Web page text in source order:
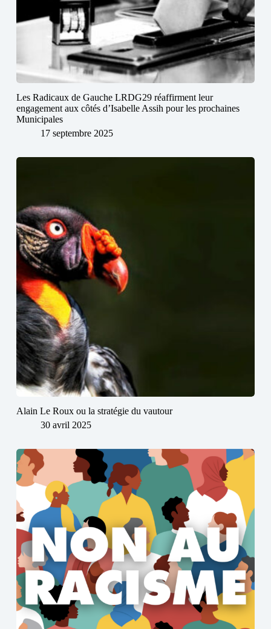
Les Radicaux de Gauche LRDG29 réaffirment leur
engagement aux côtés d’Isabelle Assih pour les prochaines
Municipales
17 septembre 2025
Alain Le Roux ou la stratégie du vautour
30 avril 2025